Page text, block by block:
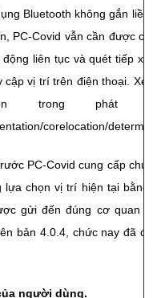
Bluetooth không gắn
PC-Covid vẫn cần được
liên tục và quét tiếp
vị trí trên điện thoại.
trong phát
corelocation/
PC-Covid cung cấp
chọn vị trí hiện tại bằng
gửi đến đúng cơ quan
bản 4.0.4, chức nay đã
người dùng.